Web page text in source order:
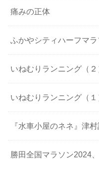
痛みの正体
ふかやシティハーフマ
いねむりランニング（２
いねむりランニング（１
『水車小屋のネネ』津
勝田全国マラソン2024